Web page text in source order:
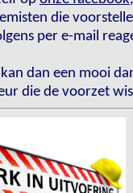
die
per e-mail
dan een mooi
die de voorzet